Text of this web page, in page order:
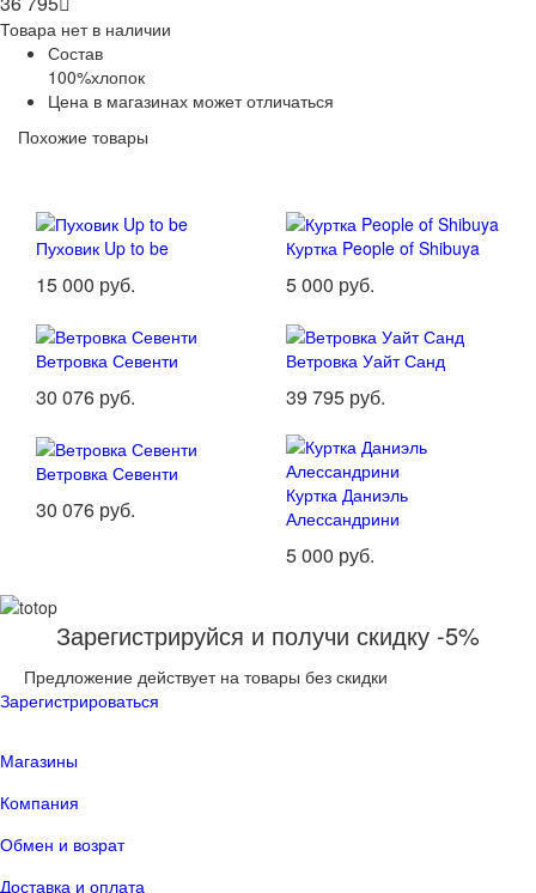
Товара нет в наличии
Состав
100%хлопок
Цена в магазинах может отличаться
Похожие товары
Пуховик Up to be
15 000 руб.
Куртка People of Shibuya
5 000 руб.
Ветровка Севенти
30 076 руб.
Ветровка Уайт Санд
39 795 руб.
Ветровка Севенти
30 076 руб.
Куртка Даниэль
Алессандрини
5 000 руб.
Зарегистрируйся и получи скидку -5%
Предложение действует на товары без скидки
Зарегистрироваться
Магазины
Компания
Обмен и возрат
Доставка и оплата